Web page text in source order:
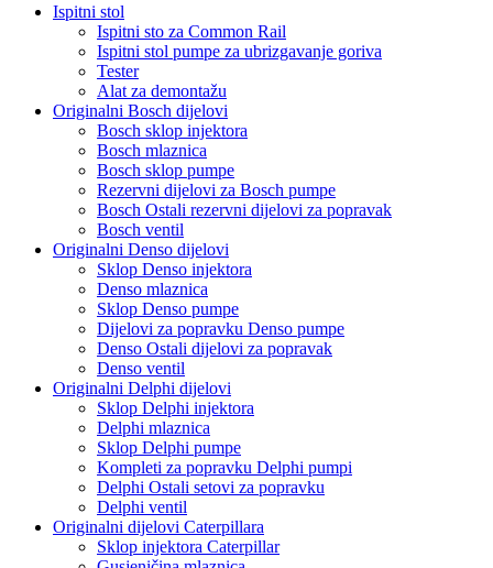
Ispitni stol
Ispitni sto za Common Rail
Ispitni stol pumpe za ubrizgavanje goriva
Tester
Alat za demontažu
Originalni Bosch dijelovi
Bosch sklop injektora
Bosch mlaznica
Bosch sklop pumpe
Rezervni dijelovi za Bosch pumpe
Bosch Ostali rezervni dijelovi za popravak
Bosch ventil
Originalni Denso dijelovi
Sklop Denso injektora
Denso mlaznica
Sklop Denso pumpe
Dijelovi za popravku Denso pumpe
Denso Ostali dijelovi za popravak
Denso ventil
Originalni Delphi dijelovi
Sklop Delphi injektora
Delphi mlaznica
Sklop Delphi pumpe
Kompleti za popravku Delphi pumpi
Delphi Ostali setovi za popravku
Delphi ventil
Originalni dijelovi Caterpillara
Sklop injektora Caterpillar